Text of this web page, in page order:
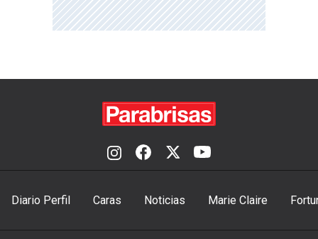
Diario Perfil Caras Noticias Marie Claire